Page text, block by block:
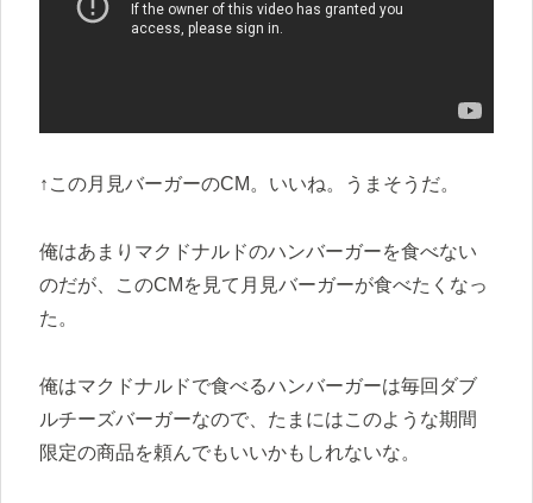
↑この月見バーガーのCM。いいね。うまそうだ。
俺はあまりマクドナルドのハンバーガーを食べない
のだが、このCMを見て月見バーガーが食べたくなっ
た。
俺はマクドナルドで食べるハンバーガーは毎回ダブ
ルチーズバーガーなので、たまにはこのような期間
限定の商品を頼んでもいいかもしれないな。